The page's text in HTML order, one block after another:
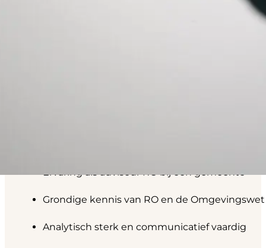
Ervaring als adviseur RO bij een gemeente
Grondige kennis van RO en de Omgevingswet
Analytisch sterk en communicatief vaardig